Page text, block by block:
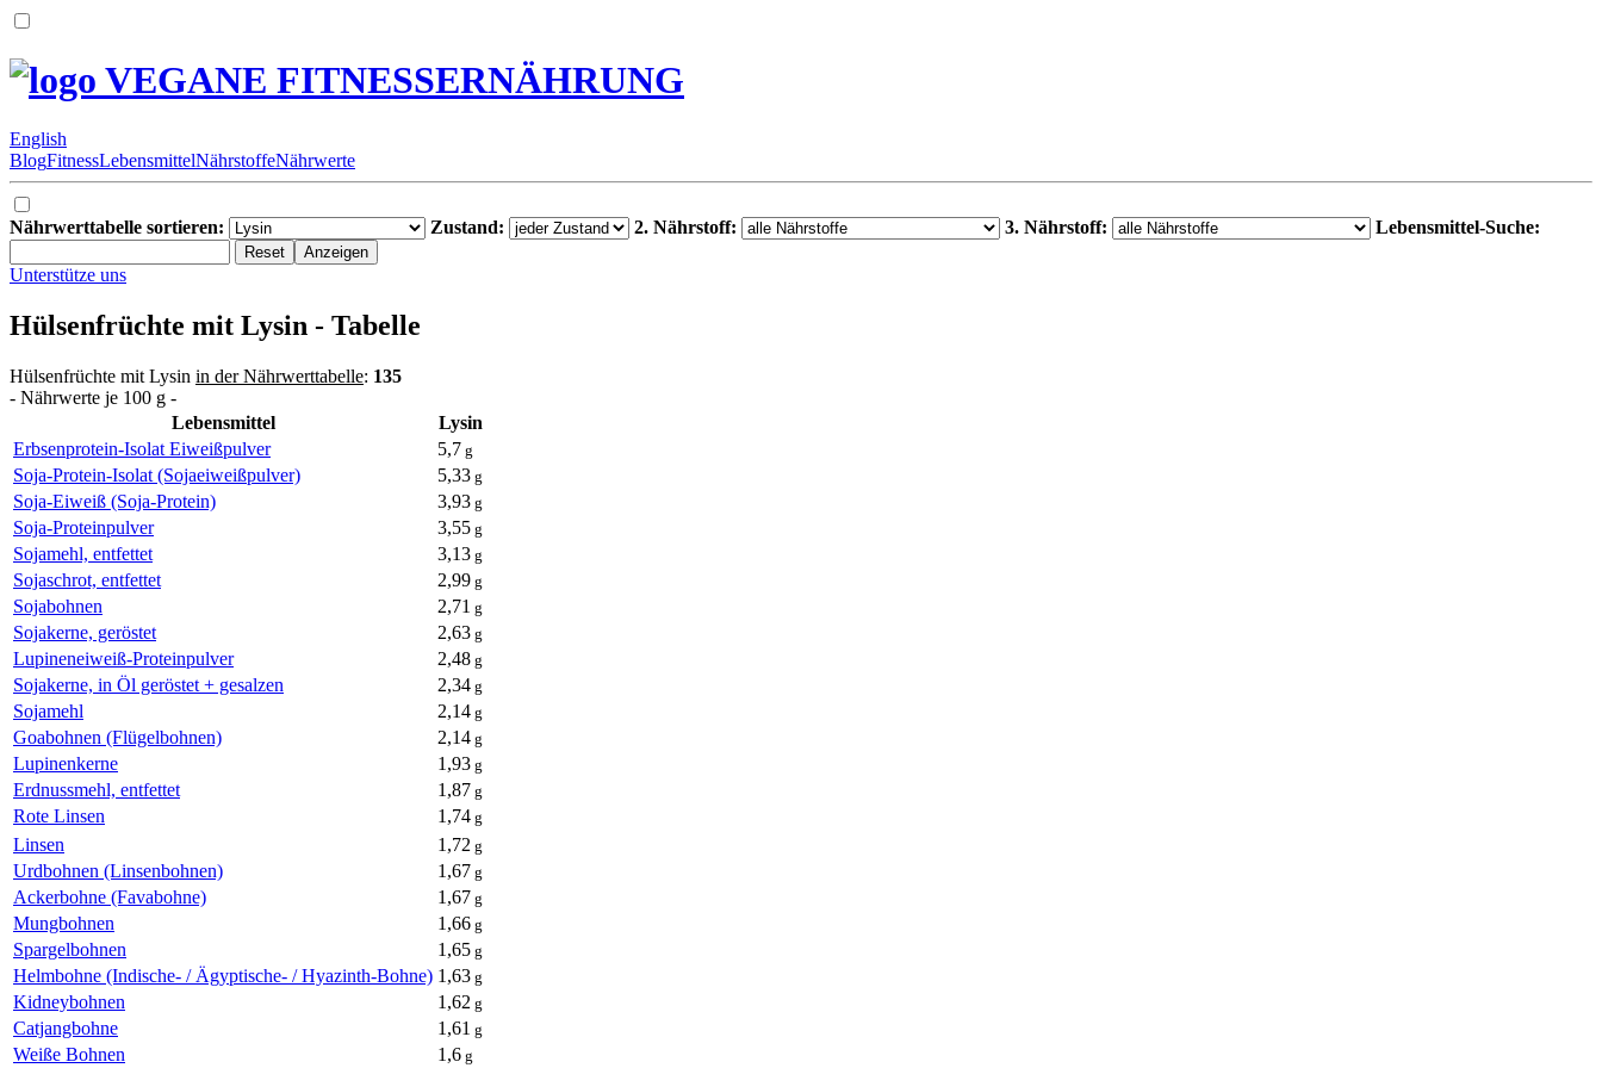
VEGANE FITNESSERNÄHRUNG
English
BlogFitnessLebensmittelNährstoffeNährwerte
Nährwerttabelle sortieren: Zustand: 2. Nährstoff: 3. Nährstoff: Lebensmittel-Suche:
Unterstütze uns
Hülsenfrüchte mit Lysin - Tabelle
Hülsenfrüchte mit Lysin in der Nährwerttabelle: 135
- Nährwerte je 100 g -
Lebensmittel
Lysin
Erbsenprotein-Isolat Eiweißpulver
5,7 g
Soja-Protein-Isolat (Sojaeiweißpulver) 5,33 g
Soja-Eiweiß (Soja-Protein) 3,93 g
Soja-Proteinpulver 3,55 g
Sojamehl, entfettet 3,13 g
Sojaschrot, entfettet 2,99 g
Sojabohnen 2,71 g
Sojakerne, geröstet 2,63 g
Lupineneiweiß-Proteinpulver 2,48 g
Sojakerne, in Öl geröstet + gesalzen 2,34 g
Sojamehl 2,14 g
Goabohnen (Flügelbohnen) 2,14 g
Lupinenkerne 1,93 g
Erdnussmehl, entfettet 1,87 g
Rote Linsen 1,74 g
Linsen 1,72 g
Urdbohnen (Linsenbohnen) 1,67 g
Ackerbohne (Favabohne) 1,67 g
Mungbohnen 1,66 g
Spargelbohnen 1,65 g
Helmbohne (Indische- / Ägyptische- / Hyazinth-Bohne) 1,63 g
Kidneybohnen 1,62 g
Catjangbohne 1,61 g
Weiße Bohnen 1,6 g